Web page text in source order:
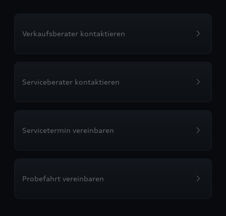
Verkaufsberater kontaktieren
Serviceberater kontaktieren
Servicetermin vereinbaren
Probefahrt vereinbaren